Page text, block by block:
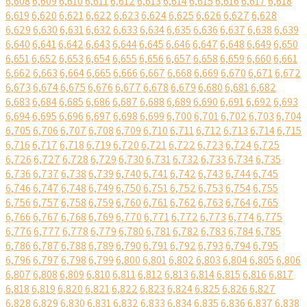
6,6196,6206,6216,6226,6236,6246,6256,6266,6276,628
6,6296,6306,6316,6326,6336,6346,6356,6366,6376,6386,639
6,6406,6416,6426,6436,6446,6456,6466,6476,6486,6496,650
6,6516,6526,6536,6546,6556,6566,6576,6586,6596,6606,661
6,6626,6636,6646,6656,6666,6676,6686,6696,6706,6716,672
6,6736,6746,6756,6766,6776,6786,6796,6806,6816,682
6,6836,6846,6856,6866,6876,6886,6896,6906,6916,6926,693
6,6946,6956,6966,6976,6986,6996,7006,7016,7026,7036,704
6,7056,7066,7076,7086,7096,7106,7116,7126,7136,7146,715
6,7166,7176,7186,7196,7206,7216,7226,7236,7246,725
6,7266,7276,7286,7296,7306,7316,7326,7336,7346,735
6,7366,7376,7386,7396,7406,7416,7426,7436,7446,745
6,7466,7476,7486,7496,7506,7516,7526,7536,7546,755
6,7566,7576,7586,7596,7606,7616,7626,7636,7646,765
6,7666,7676,7686,7696,7706,7716,7726,7736,7746,775
6,7766,7776,7786,7796,7806,7816,7826,7836,7846,785
6,7866,7876,7886,7896,7906,7916,7926,7936,7946,795
6,7966,7976,7986,7996,8006,8016,8026,8036,8046,8056,806
6,8076,8086,8096,8106,8116,8126,8136,8146,8156,8166,817
6,8186,8196,8206,8216,8226,8236,8246,8256,8266,827
6,8286,8296,8306,8316,8326,8336,8346,8356,8366,8376,838